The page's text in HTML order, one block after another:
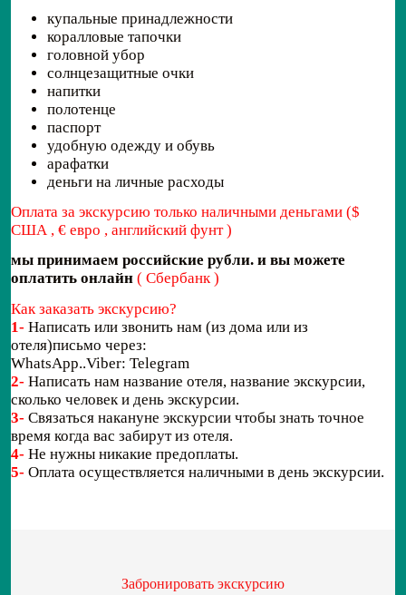
купальные принадлежности
коралловые тапочки
головной убор
солнцезащитные очки
напитки
полотенце
паспорт
удобную одежду и обувь
арафатки
деньги на личные расходы
Оплата за экскурсию только наличными деньгами ($
США , € евро , английский фунт )
мы принимаем российские рубли. и вы можете
оплатить онлайн ( Сбербанк )
Как заказать экскурсию?
1- Написать или звонить нам (из дома или из
отеля)письмо через:
WhatsApp..Viber: Telegram
2- Написать нам название отеля, название экскурсии,
сколько человек и день экскурсии.
3- Связаться накануне экскурсии чтобы знать точное
время когда вас забирут из отеля.
4- Не нужны никакие предоплаты.
5- Оплата осуществляется наличными в день экскурсии.
Забронировать экскурсию